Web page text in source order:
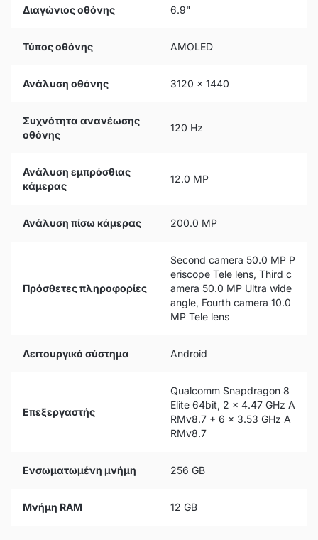
Διαγώνιος οθόνης 6.9"
Τύπος οθόνης AMOLED
Ανάλυση οθόνης 3120 x 1440
Συχνότητα ανανέωσης
οθόνης
120 Hz
Ανάλυση εμπρόσθιας
κάμερας
12.0 MP
Ανάλυση πίσω κάμερας 200.0 MP
Πρόσθετες πληροφορίες
Second camera 50.0 MP P
eriscope Tele lens, Third c
amera 50.0 MP Ultra wide
angle, Fourth camera 10.0
MP Tele lens
Λειτουργικό σύστημα Android
Επεξεργαστής
Qualcomm Snapdragon 8
Elite 64bit, 2 x 4.47 GHz A
RMv8.7 + 6 x 3.53 GHz A
RMv8.7
Ενσωματωμένη μνήμη 256 GB
Μνήμη RAM 12 GB